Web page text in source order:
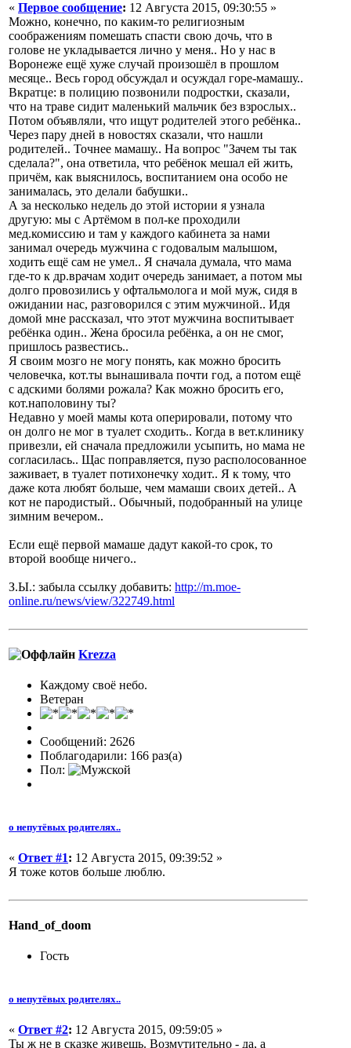
« Первое сообщение: 12 Августа 2015, 09:30:55 »
Можно, конечно, по каким-то религиозным
соображениям помешать спасти свою дочь, что в
голове не укладывается лично у меня.. Но у нас в
Воронеже ещё хуже случай произошёл в прошлом
месяце.. Весь город обсуждал и осуждал горе-мамашу..
Вкратце: в полицию позвонили подростки, сказали,
что на траве сидит маленький мальчик без взрослых..
Потом объявляли, что ищут родителей этого ребёнка..
Через пару дней в новостях сказали, что нашли
родителей.. Точнее мамашу.. На вопрос "Зачем ты так
сделала?", она ответила, что ребёнок мешал ей жить,
причём, как выяснилось, воспитанием она особо не
занималась, это делали бабушки..
А за несколько недель до этой истории я узнала
другую: мы с Артёмом в пол-ке проходили
мед.комиссию и там у каждого кабинета за нами
занимал очередь мужчина с годовалым малышом,
ходить ещё сам не умел.. Я сначала думала, что мама
где-то к др.врачам ходит очередь занимает, а потом мы
долго провозились у офтальмолога и мой муж, сидя в
ожидании нас, разговорился с этим мужчиной.. Идя
домой мне рассказал, что этот мужчина воспитывает
ребёнка один.. Жена бросила ребёнка, а он не смог,
пришлось развестись..
Я своим мозго не могу понять, как можно бросить
человечка, кот.ты вынашивала почти год, а потом ещё
с адскими болями рожала? Как можно бросить его,
кот.наполовину ты?
Недавно у моей мамы кота оперировали, потому что
он долго не мог в туалет сходить.. Когда в вет.клинику
привезли, ей сначала предложили усыпить, но мама не
согласилась.. Щас поправляется, пузо располосованное
заживает, в туалет потихонечку ходит.. Я к тому, что
даже кота любят больше, чем мамаши своих детей.. А
кот не пародистый.. Обычный, подобранный на улице
зимним вечером..
Если ещё первой мамаше дадут какой-то срок, то
второй вообще ничего..
З.Ы.: забыла ссылку добавить: http://m.moe-
online.ru/news/view/322749.html
Krezza
Каждому своё небо.
Ветеран
Сообщений: 2626
Поблагодарили: 166 раз(а)
Пол:
о непутёвых родителях..
« Ответ #1: 12 Августа 2015, 09:39:52 »
Я тоже котов больше люблю.
Hand_of_doom
Гость
о непутёвых родителях..
« Ответ #2: 12 Августа 2015, 09:59:05 »
Ты ж не в сказке живешь. Возмутительно - да, а